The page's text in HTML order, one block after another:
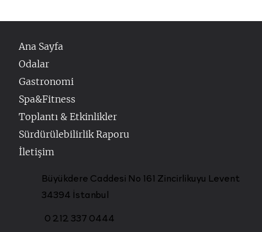
Ana Sayfa
Odalar
Gastronomi
Spa&Fitness
Toplantı & Etkinlikler
Sürdürülebilirlik Raporu
İletişim
Büyükdere Caddesi No 161 Zincirlikuyu Levent
34394 İstanbul
0 212 337 0444